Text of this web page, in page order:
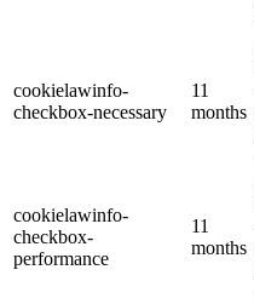
cookielawinfo-
checkbox-necessary
11
months
cookielawinfo-
checkbox-
performance
11
months